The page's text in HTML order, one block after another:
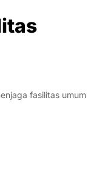
fasilitas umum